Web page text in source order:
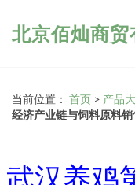
北京佰灿商贸
当前位置： 首页 > 产品
经济产业链与饲料原料销
武汉养鸡